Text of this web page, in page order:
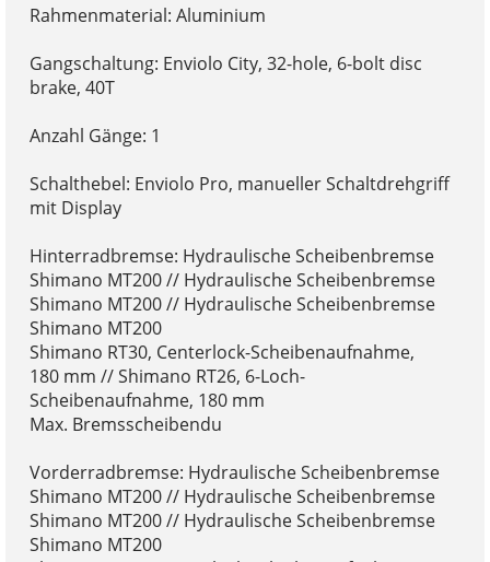
Rahmenmaterial: Aluminium
Gangschaltung: Enviolo City, 32-hole, 6-bolt disc
brake, 40T
Anzahl Gänge: 1
Schalthebel: Enviolo Pro, manueller Schaltdrehgriff
mit Display
Hinterradbremse: Hydraulische Scheibenbremse
Shimano MT200 // Hydraulische Scheibenbremse
Shimano MT200 // Hydraulische Scheibenbremse
Shimano MT200
Shimano RT30, Centerlock-Scheibenaufnahme,
180 mm // Shimano RT26, 6-Loch-
Scheibenaufnahme, 180 mm
Max. Bremsscheibendu
Vorderradbremse: Hydraulische Scheibenbremse
Shimano MT200 // Hydraulische Scheibenbremse
Shimano MT200 // Hydraulische Scheibenbremse
Shimano MT200